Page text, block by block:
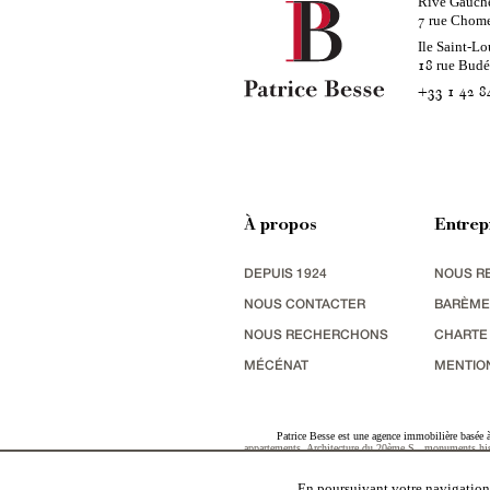
7 rue
Ile Saint-
18 rue Budé
+33 1 42
À propos
DEPUIS 1924
NOUS CONTACTER
NOUS RECHERCHONS
MÉCÉNAT
NOUS
Patrice Besse est une agence immobilière basée
appartements,Architecture du 20ème S.,monuments